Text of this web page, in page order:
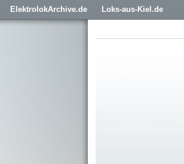
ElektrolokArchive.de Loks-aus-Kiel.de